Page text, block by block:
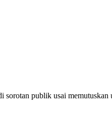
sorotan publik usai memutuskan